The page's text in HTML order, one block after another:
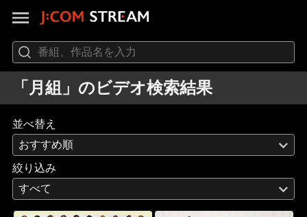
「月組」のビデオ検索結果
並べ替え
おすすめ順
絞り込み
すべて